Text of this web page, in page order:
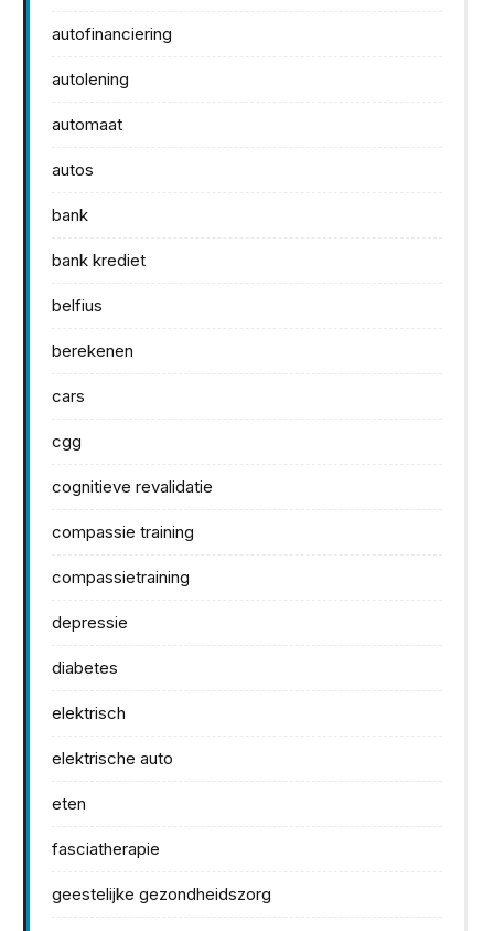
autofinanciering
autolening
automaat
autos
bank
bank krediet
belfius
berekenen
cars
cgg
cognitieve revalidatie
compassie training
compassietraining
depressie
diabetes
elektrisch
elektrische auto
eten
fasciatherapie
geestelijke gezondheidszorg